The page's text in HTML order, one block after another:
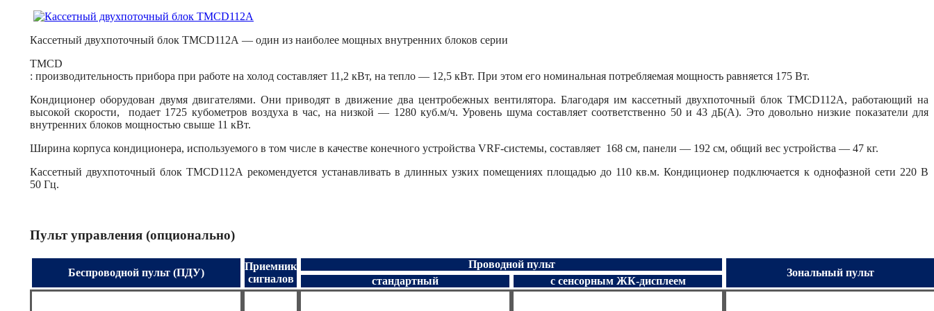
Кассетный двухпоточный блок TMCD112А — один из наиболее мощных внутренних блоков серии
TMCD
: производительность прибора при работе на холод составляет 11,2 кВт, на тепло — 12,5 кВт. При этом его номинальная потребляемая мощность равняется 175 Вт.
Кондиционер оборудован двумя двигателями. Они приводят в движение два центробежных вентилятора. Благодаря им кассетный двухпоточный блок TMCD112А, работающий на
высокой скорости, подает 1725 кубометров воздуха в час, на низкой — 1280 куб.м/ч. Уровень шума составляет соответственно 50 и 43 дБ(А). Это довольно низкие показатели для
внутренних блоков мощностью свыше 11 кВт.
Ширина корпуса кондиционера, используемого в том числе в качестве конечного устройства VRF-системы, составляет 168 см, панели — 192 см, общий вес устройства — 47 кг.
Кассетный двухпоточный блок TMCD112А рекомендуется устанавливать в длинных узких помещениях площадью до 110 кв.м. Кондиционер подключается к однофазной сети 220 В
50 Гц.
Пульт управления (опционально)
Беспроводной пульт (ПДУ)
Приемник
сигналов
Проводной пульт
Зональный пульт
стандартный с сенсорным ЖК-дисплеем